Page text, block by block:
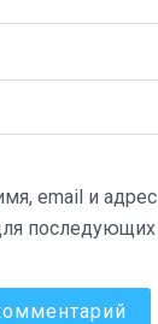
email и адрес